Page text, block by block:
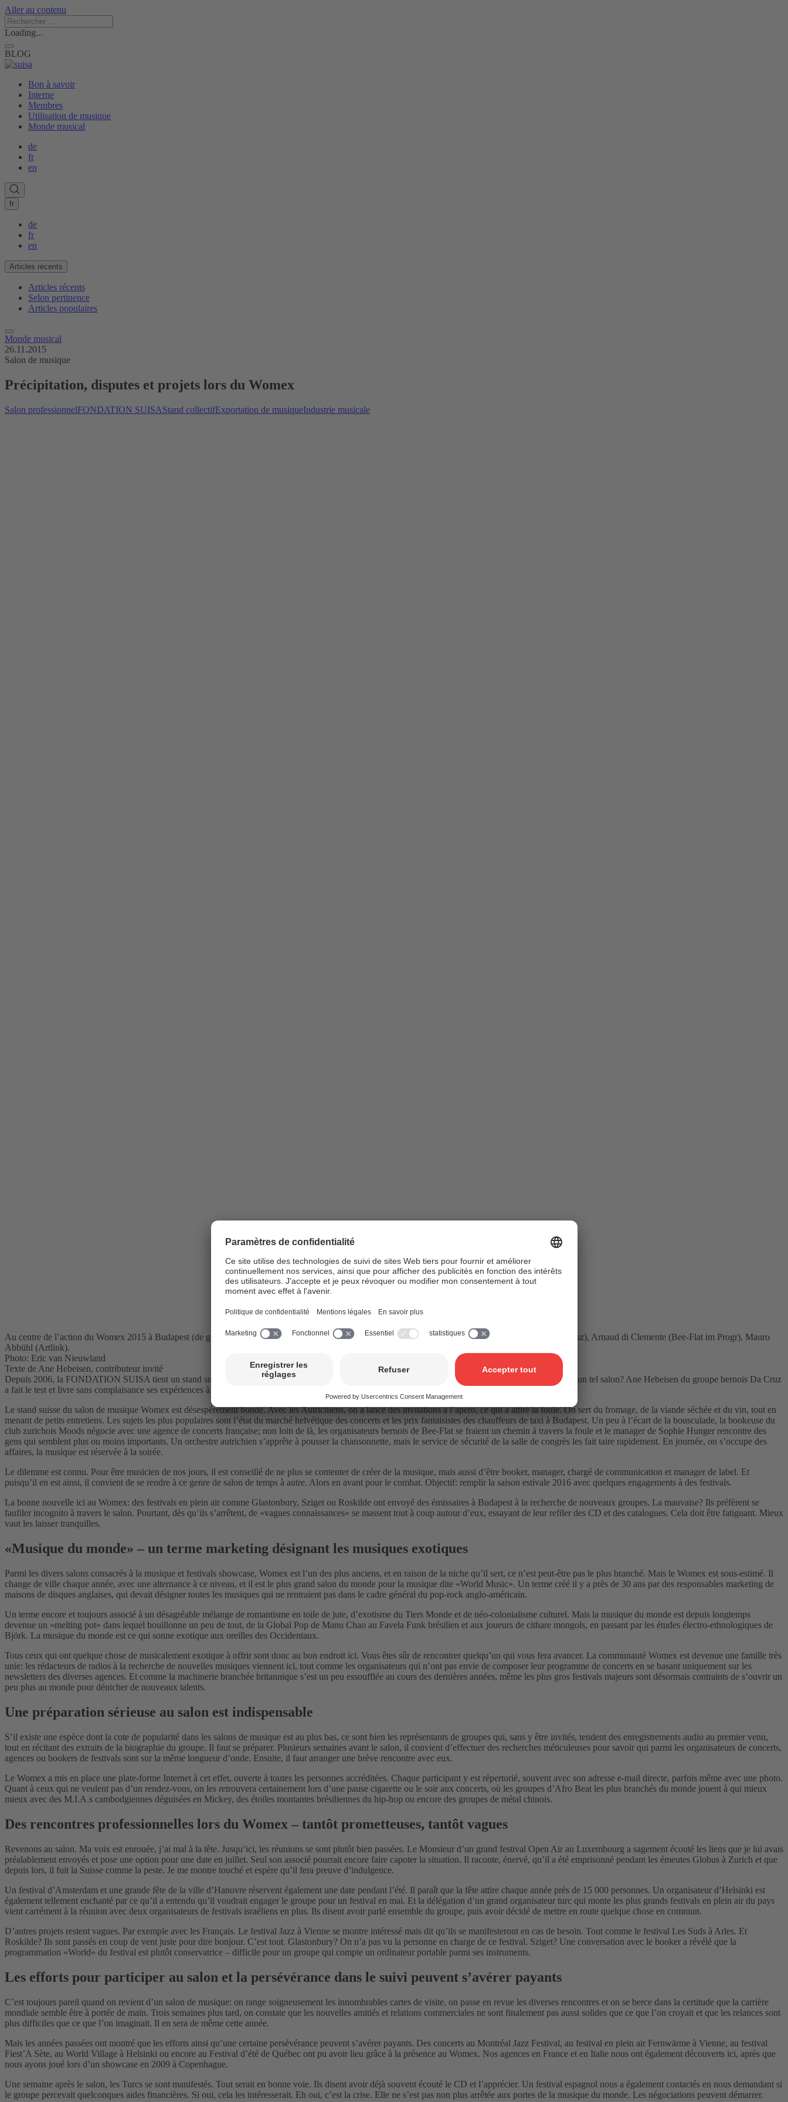
Aller au contenu
Loading...
BLOG
Bon à savoir
Interne
Membres
Utilisation de musique
Monde musical
de
fr
en
fr
de
fr
en
Articles récents
Articles récents
Selon pertinence
Articles populaires
Monde musical
26.11.2015
Salon de musique
Précipitation, disputes et projets lors du Womex
Salon professionnelFONDATION SUISAStand collectifExportation de musiqueIndustrie musicale
Au centre de l’action du Womex 2015 à Budapest (de g. à d.): notre auteur invité Ane Hebeisen et Mariana Da Cruz (tous deux membres du groupe Da Cruz), Arnaud di Clemente (Bee-Flat im Progr), Mauro
Abbühl (Artlink).
Photo: Eric van Nieuwland
Texte de Ane Hebeisen, contributeur invité
Depuis 2006, la FONDATION SUISA tient un stand suisse au Womex, en collaboration avec Pro Helvetia. Mais au fond, quel intérêt y a-t-il à participer à un tel salon? Ane Hebeisen du groupe bernois Da Cruz
a fait le test et livre sans complaisance ses expériences à Budapest.
Le stand suisse du salon de musique Womex est désespérément bondé. Avec les Autrichiens, on a lancé des invitations à l’apéro, ce qui a attiré la foule. On sert du fromage, de la viande séchée et du vin, tout en
menant de petits entretiens. Les sujets les plus populaires sont l’état du marché helvétique des concerts et les prix fantaisistes des chauffeurs de taxi à Budapest. Un peu à l’écart de la bousculade, la bookeuse du
club zurichois Moods négocie avec une agence de concerts française; non loin de là, les organisateurs bernois de Bee-Flat se fraient un chemin à travers la foule et le manager de Sophie Hunger rencontre des
gens qui semblent plus ou moins importants. Un orchestre autrichien s’apprête à pousser la chansonnette, mais le service de sécurité de la salle de congrès les fait taire rapidement. En journée, on s’occupe des
affaires, la musique est réservée à la soirée.
Le dilemme est connu. Pour être musicien de nos jours, il est conseillé de ne plus se contenter de créer de la musique, mais aussi d’être booker, manager, chargé de communication et manager de label. Et
puisqu’il en est ainsi, il convient de se rendre à ce genre de salon de temps à autre. Alors en avant pour le combat. Objectif: remplir la saison estivale 2016 avec quelques engagements à des festivals.
La bonne nouvelle ici au Womex: des festivals en plein air comme Glastonbury, Sziget ou Roskilde ont envoyé des émissaires à Budapest à la recherche de nouveaux groupes. La mauvaise? Ils préfèrent se
faufiler incognito à travers le salon. Pourtant, dès qu’ils s’arrêtent, de «vagues connaissances» se massent tout à coup autour d’eux, essayant de leur refiler des CD et des catalogues. Cela doit être fatiguant. Mieux
vaut les laisser tranquilles.
«Musique du monde» – un terme marketing désignant les musiques exotiques
Parmi les divers salons consacrés à la musique et festivals showcase, Womex est l’un des plus anciens, et en raison de la niche qu’il sert, ce n’est peut-être pas le plus branché. Mais le Womex est sous-estimé. Il
change de ville chaque année, avec une alternance à ce niveau, et il est le plus grand salon du monde pour la musique dite «World Music». Un terme créé il y a près de 30 ans par des responsables marketing de
maisons de disques anglaises, qui devait désigner toutes les musiques qui ne rentraient pas dans le cadre général du pop-rock anglo-américain.
Un terme encore et toujours associé à un désagréable mélange de romantisme en toile de jute, d’exotisme du Tiers Monde et de néo-colonialisme culturel. Mais la musique du monde est depuis longtemps
devenue un «melting pot» dans lequel bouillonne un peu de tout, de la Global Pop de Manu Chao au Favela Funk brésilien et aux joueurs de cithare mongols, en passant par les études électro-ethnologiques de
Björk. La musique du monde est ce qui sonne exotique aux oreilles des Occidentaux.
Tous ceux qui ont quelque chose de musicalement exotique à offrir sont donc au bon endroit ici. Vous êtes sûr de rencontrer quelqu’un qui vous fera avancer. La communauté Womex est devenue une famille très
unie: les rédacteurs de radios à la recherche de nouvelles musiques viennent ici, tout comme les organisateurs qui n’ont pas envie de composer leur programme de concerts en se basant uniquement sur les
newsletters des diverses agences. Et comme la machinerie branchée britannique s’est un peu essoufflée au cours des dernières années, même les plus gros festivals majeurs sont désormais contraints de s’ouvrir un
peu plus au monde pour dénicher de nouveaux talents.
Une préparation sérieuse au salon est indispensable
S’il existe une espèce dont la cote de popularité dans les salons de musique est au plus bas, ce sont bien les représentants de groupes qui, sans y être invités, tendent des enregistrements audio au premier venu,
tout en récitant des extraits de la biographie du groupe. Il faut se préparer. Plusieurs semaines avant le salon, il convient d’effectuer des recherches méticuleuses pour savoir qui parmi les organisateurs de concerts,
agences ou bookers de festivals sont sur la même longueur d’onde. Ensuite, il faut arranger une brève rencontre avec eux.
Le Womex a mis en place une plate-forme Internet à cet effet, ouverte à toutes les personnes accréditées. Chaque participant y est répertorié, souvent avec son adresse e-mail directe, parfois même avec une photo.
Quant à ceux qui ne veulent pas d’un rendez-vous, on les retrouvera certainement lors d’une pause cigarette ou le soir aux concerts, où les groupes d’Afro Beat les plus branchés du monde jouent à qui mieux
mieux avec des M.I.A.s cambodgiennes déguisées en Mickey, des étoiles montantes brésiliennes du hip-hop ou encore des groupes de métal chinois.
Des rencontres professionnelles lors du Womex – tantôt prometteuses, tantôt vagues
Revenons au salon. Ma voix est enrouée, j’ai mal à la tête. Jusqu’ici, les réunions se sont plutôt bien passées. Le Monsieur d’un grand festival Open Air au Luxembourg a sagement écouté les liens que je lui avais
préalablement envoyés et pose une option pour une date en juillet. Seul son associé pourrait encore faire capoter la situation. Il raconte, énervé, qu’il a été emprisonné pendant les émeutes Globus à Zurich et que
depuis lors, il fuit la Suisse comme la peste. Je me montre touché et espère qu’il fera preuve d’indulgence.
Un festival d’Amsterdam et une grande fête de la ville d’Hanovre réservent également une date pendant l’été. Il paraît que la fête attire chaque année près de 15 000 personnes. Un organisateur d’Helsinki est
également tellement enchanté par ce qu’il a entendu qu’il voudrait engager le groupe pour un festival en mai. Et la délégation d’un grand organisateur turc qui monte les plus grands festivals en plein air du pays
vient carrément à la réunion avec deux organisateurs de festivals israéliens en plus. Ils disent avoir parlé ensemble du groupe, puis avoir décidé de mettre en route quelque chose en commun.
D’autres projets restent vagues. Par exemple avec les Français. Le festival Jazz à Vienne se montre intéressé mais dit qu’ils se manifesteront en cas de besoin. Tout comme le festival Les Suds à Arles. Et
Roskilde? Ils sont passés en coup de vent juste pour dire bonjour. C’est tout. Glastonbury? On n’a pas vu la personne en charge de ce festival. Sziget? Une conversation avec le booker a révélé que la
programmation «World» du festival est plutôt conservatrice – difficile pour un groupe qui compte un ordinateur portable parmi ses instruments.
Les efforts pour participer au salon et la persévérance dans le suivi peuvent s’avérer payants
C’est toujours pareil quand on revient d’un salon de musique: on range soigneusement les innombrables cartes de visite, on passe en revue les diverses rencontres et on se berce dans la certitude que la carrière
mondiale semble être à portée de main. Trois semaines plus tard, on constate que les nouvelles amitiés et relations commerciales ne sont finalement pas aussi solides que ce que l’on croyait et que les relances sont
plus difficiles que ce que l’on imaginait. Il en sera de même cette année.
Mais les années passées ont montré que les efforts ainsi qu’une certaine persévérance peuvent s’avérer payants. Des concerts au Montréal Jazz Festival, au festival en plein air Fernwärme à Vienne, au festival
Fiest’A Sète, au World Village à Helsinki ou encore au Festival d’été de Québec ont pu avoir lieu grâce à la présence au Womex. Nos agences en France et en Italie nous ont également découverts ici, après que
nous ayons joué lors d’un showcase en 2009 à Copenhague.
Une semaine après le salon, les Turcs se sont manifestés. Tout serait en bonne voie. Ils disent avoir déjà souvent écouté le CD et l’apprécier. Un festival espagnol nous a également contactés en nous demandant si
le groupe percevait quelconques aides financières. Si oui, cela les intéresserait. Eh oui, c’est la crise. Elle ne s’est pas non plus arrêtée aux portes de la musique du monde. Les négociations peuvent démarrer.